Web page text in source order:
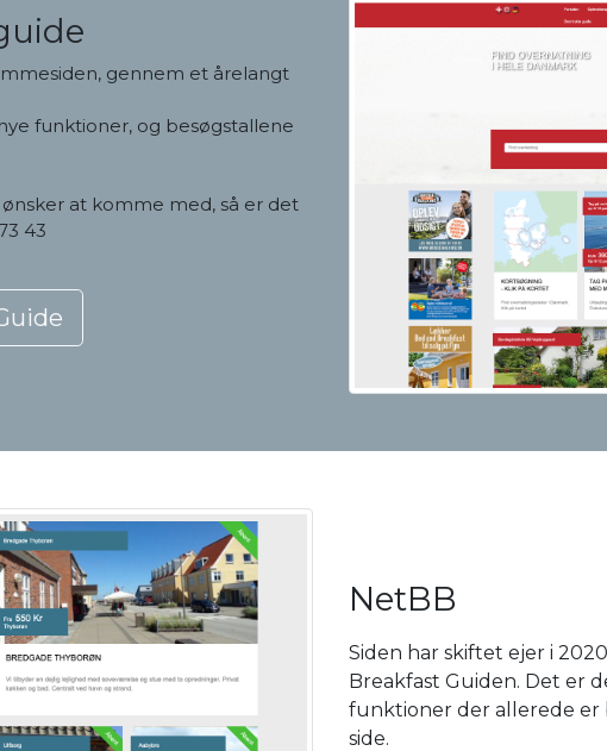
gennem et årelangt
funktioner, og besøgstallene
at komme med, så er det
43
NetBB
Siden har skiftet ejer i
Breakfast Guiden. Det er
funktioner der allerede er
side.